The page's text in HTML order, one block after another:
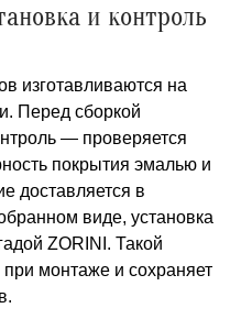
и контроль
изготавливаются на
Перед сборкой
— проверяется
покрытия эмалью и
доставляется в
виде, установка
ZORINI. Такой
монтаже и сохраняет